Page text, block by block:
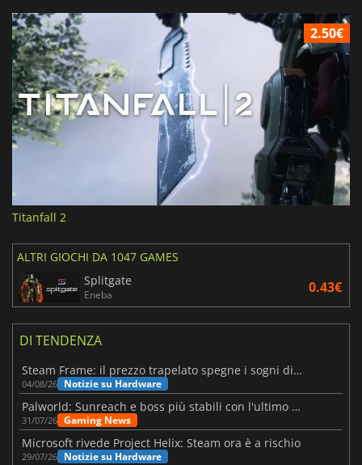
2.50€
Titanfall 2
ALTRI GIOCHI DA 1047 GAMES
Splitgate
Eneba 0.43€
DI TENDENZA
Steam Frame: il prezzo trapelato spegne i sogni di un VR economico
04/08/26 Notizie su Hardware
Palworld: Sunreach e boss più stabili con l'ultimo update
31/07/26 Gaming News
Microsoft rivede Project Helix: Steam ora è a rischio
29/07/26 Notizie su Hardware